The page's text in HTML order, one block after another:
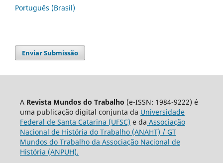
Português (Brasil)
Enviar Submissão
A Revista Mundos do Trabalho (e-ISSN: 1984-9222) é
uma publicação digital conjunta da Universidade
Federal de Santa Catarina (UFSC) e da Associação
Nacional de História do Trabalho (ANAHT) / GT
Mundos do Trabalho da Associação Nacional de
História (ANPUH).